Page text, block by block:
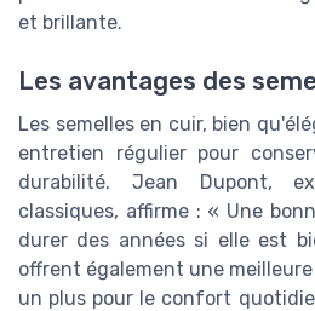
et brillante.
Les avantages des
Les semelles en cuir, bien
entretien régulier pour
durabilité. Jean Dupont,
classiques, affirme : « Une
durer des années si elle est
offrent également une
un plus pour le confort